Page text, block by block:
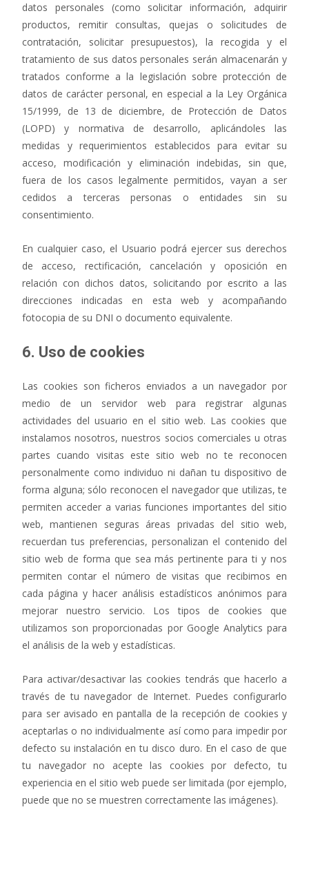
datos personales (como solicitar información, adquirir
productos, remitir consultas, quejas o solicitudes de
contratación, solicitar presupuestos), la recogida y el
tratamiento de sus datos personales serán almacenarán y
tratados conforme a la legislación sobre protección de
datos de carácter personal, en especial a la Ley Orgánica
15/1999, de 13 de diciembre, de Protección de Datos
(LOPD) y normativa de desarrollo, aplicándoles las
medidas y requerimientos establecidos para evitar su
acceso, modificación y eliminación indebidas, sin que,
fuera de los casos legalmente permitidos, vayan a ser
cedidos a terceras personas o entidades sin su
consentimiento.
En cualquier caso, el Usuario podrá ejercer sus derechos
de acceso, rectificación, cancelación y oposición en
relación con dichos datos, solicitando por escrito a las
direcciones indicadas en esta web y acompañando
fotocopia de su DNI o documento equivalente.
6. Uso de cookies
Las cookies son ficheros enviados a un navegador por
medio de un servidor web para registrar algunas
actividades del usuario en el sitio web. Las cookies que
instalamos nosotros, nuestros socios comerciales u otras
partes cuando visitas este sitio web no te reconocen
personalmente como individuo ni dañan tu dispositivo de
forma alguna; sólo reconocen el navegador que utilizas, te
permiten acceder a varias funciones importantes del sitio
web, mantienen seguras áreas privadas del sitio web,
recuerdan tus preferencias, personalizan el contenido del
sitio web de forma que sea más pertinente para ti y nos
permiten contar el número de visitas que recibimos en
cada página y hacer análisis estadísticos anónimos para
mejorar nuestro servicio. Los tipos de cookies que
utilizamos son proporcionadas por Google Analytics para
el análisis de la web y estadísticas.
Para activar/desactivar las cookies tendrás que hacerlo a
través de tu navegador de Internet. Puedes configurarlo
para ser avisado en pantalla de la recepción de cookies y
aceptarlas o no individualmente así como para impedir por
defecto su instalación en tu disco duro. En el caso de que
tu navegador no acepte las cookies por defecto, tu
experiencia en el sitio web puede ser limitada (por ejemplo,
puede que no se muestren correctamente las imágenes).